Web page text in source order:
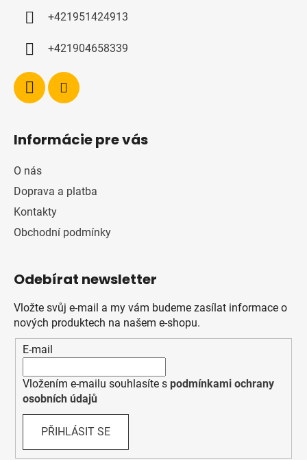
+421951424913
+421904658339
Informácie pre vás
O nás
Doprava a platba
Kontakty
Obchodní podmínky
Odebírat newsletter
Vložte svůj e-mail a my vám budeme zasílat informace o
nových produktech na našem e-shopu.
E-mail
Vložením e-mailu souhlasíte s podmínkami ochrany
osobních údajů
PŘIHLÁSIT SE